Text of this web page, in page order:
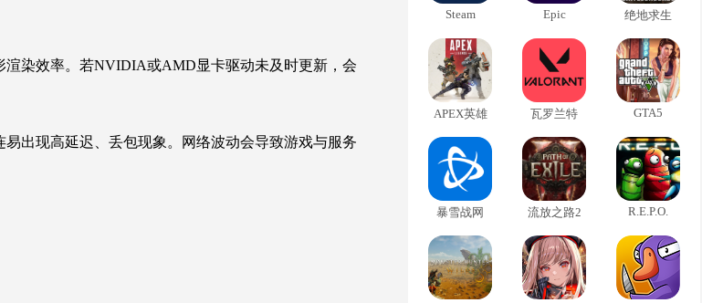
染效率。若NVIDIA或AMD显卡驱动未及时更新，会
出现高延迟、丢包现象。网络波动会导致游戏与服务
Steam Epic 绝地求生
APEX英雄 瓦罗兰特 GTA5
暴雪战网 流放之路2 R.E.P.O.